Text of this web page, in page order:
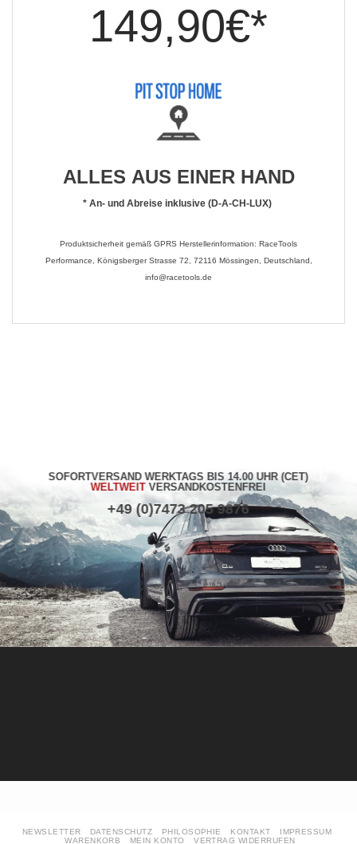
149,90€*
ALLES AUS EINER HAND
* An- und Abreise inklusive (D-A-CH-LUX)
Produktsicherheit gemäß GPRS Herstellerinformation: RaceTools
Performance, Königsberger Strasse 72, 72116 Mössingen, Deutschland,
info@racetools.de
SOFORTVERSAND WERKTAGS BIS 14.00 UHR (CET)
WELTWEITVERSANDKOSTENFREI
+49 (0)7473 205 9876
NEWSLETTER DATENSCHUTZ PHILOSOPHIE KONTAKT
IMPRESSUM
WARENKORB
MEIN KONTO VERTRAG WIDERRUFEN